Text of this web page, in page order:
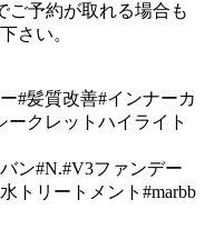
予約が取れる場合も
さい。
#髪質改善#インナーカ
ークレットハイライト
ン#N.#V3ファンデー
トリートメント#marbb